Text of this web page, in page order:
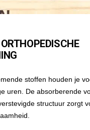
stoffen houden je
uren. De absorberende
structuur zorgt